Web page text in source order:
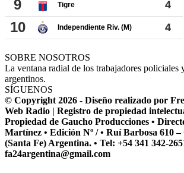
SOBRE NOSOTROS
La ventana radial de los trabajadores policiales
argentinos.
SÍGUENOS
© Copyright 2026 - Diseño realizado por
Web Radio | Registro de propiedad
Propiedad de Gaucho Producciones •
Martínez • Edición Nº / • Ruí Barbosa 610 –
(Santa Fe) Argentina. • Tel: +54 341 342-
fa24argentina@gmail.com